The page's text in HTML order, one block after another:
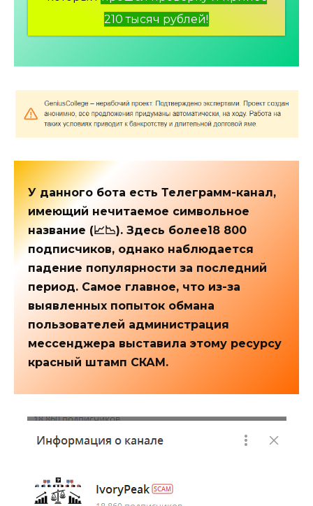
210 тысяч рублей!
У данного бота есть Телеграмм-канал,
имеющий нечитаемое символьное
название (📈📉). Здесь более18 800
подписчиков, однако наблюдается
падение популярности за последний
период. Самое главное, что из-за
выявленных попыток обмана
пользователей администрация
мессенджера выставила этому ресурсу
красный штамп СКАМ.